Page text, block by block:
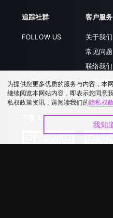
追踪社群
FOLLOW US
客户服务
关于我们
常见问题
联络我们
升级VIP
下载 APP
为提供您更多优质的服务与内容，本
继续阅览本网站内容，即表示您同意
私权政策资讯，请阅读我们的隐私权
我知